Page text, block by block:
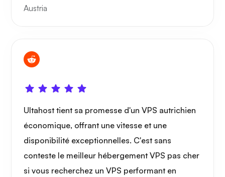
Austria
Ultahost tient sa promesse d'un VPS autrichien
économique, offrant une vitesse et une
disponibilité exceptionnelles. C'est sans
conteste le meilleur hébergement VPS pas cher
si vous recherchez un VPS performant en